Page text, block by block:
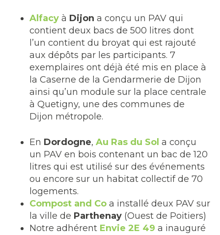
Alfacy à Dijon a conçu un PAV qui
contient deux bacs de 500 litres dont
l’un contient du broyat qui est rajouté
aux dépôts par les participants. 7
exemplaires ont déjà été mis en place à
la Caserne de la Gendarmerie de Dijon
ainsi qu’un module sur la place centrale
à Quetigny, une des communes de
Dijon métropole.
En Dordogne, Au Ras du Sol a conçu
un PAV en bois contenant un bac de 120
litres qui est utilisé sur des événements
ou encore sur un habitat collectif de 70
logements.
Compost and Co a installé deux PAV sur
la ville de Parthenay (Ouest de Poitiers)
Notre adhérent Envie 2E 49 a inauguré